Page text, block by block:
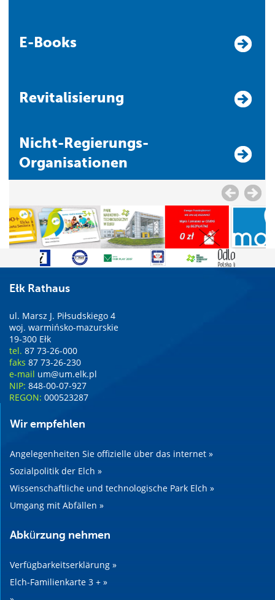
E-Books
Revitalisierung
Nicht-Regierungs-
Organisationen
Ełk Rathaus
ul. Marsz J. Piłsudskiego 4
woj. warmińsko-mazurskie
19-300 Ełk
tel. 87 73-26-000
faks 87 73-26-230
e-mail um@um.elk.pl
NIP: 848-00-07-927
REGON: 000523287
Wir empfehlen
Angelegenheiten Sie offizielle über das internet »
Sozialpolitik der Elch »
Wissenschaftliche und technologische Park Elch »
Umgang mit Abfällen »
Abkürzung nehmen
Verfügbarkeitserklärung »
Elch-Familienkarte 3 + »